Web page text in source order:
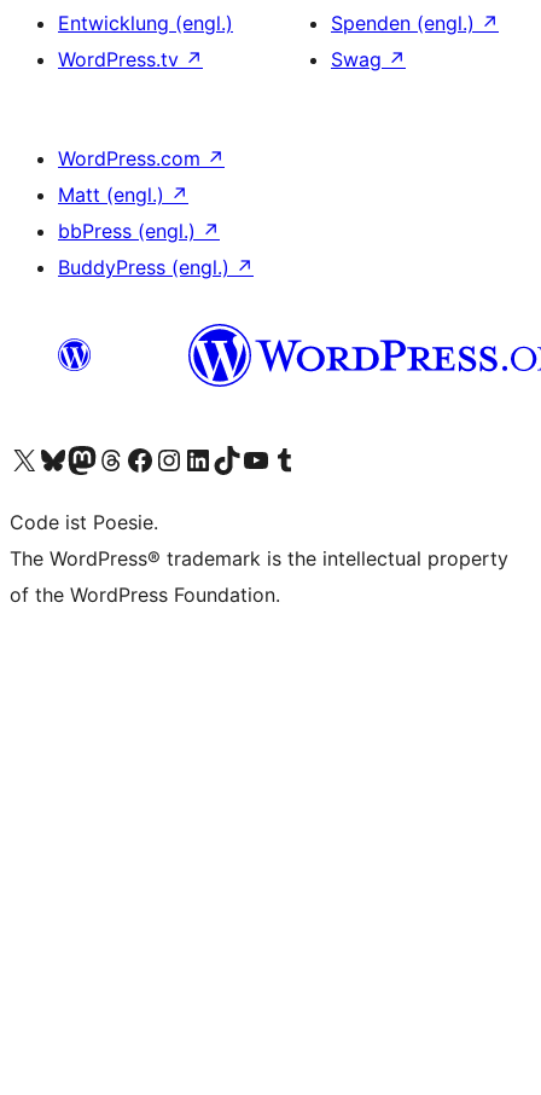
Entwicklung (engl.)
WordPress.tv ↗
Spenden (engl.) ↗
Swag ↗
WordPress.com ↗
Matt (engl.) ↗
bbPress (engl.) ↗
BuddyPress (engl.) ↗
Das X-Konto (früher Twitter) von WordPress.org besuchen
Das Bluesky-Konto von WordPress.org besuchen
Das Mastodon-Konto von WordPress.org besuchen
Das Threads-Konto von WordPress.org besuchen
Die Facebook-Seite von WordPress.org besuchen
Das Instagram-Konto von WordPress.org besuchen
Das LinkedIn-Konto von WordPress.org besuchen
Das TikTok-Konto von WordPress.org besuchen
Den YouTube-Kanal von WordPress.org besuchen
Das Tumblr-Konto von WordPress.org besuchen
Code ist Poesie.
The WordPress® trademark is the intellectual property
of the WordPress Foundation.